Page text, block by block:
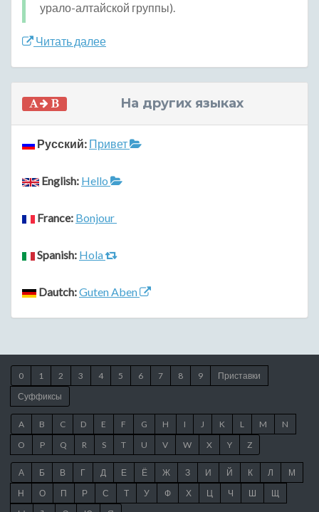
урало-алтайской группы).
Читать далее
На других языках
Русский: Привет
English: Hello
France: Bonjour
Spanish: Hola
Dautch:Guten Aben
0 1 2 3 4 5 6 7 8 9
Приставки
Суффиксы
A B C D E F G H I J K L M
N
O
P Q R S T U V W X Y Z
А Б В Г Д Е Ё Ж З И Й К Л
М
Н
О П Р С Т У Ф Х Ц Ч Ш
Щ